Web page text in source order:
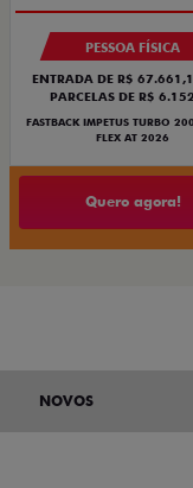
PESSOA FÍSICA
ENTRADA DE R$
PARCELAS DE R$
FASTBACK IMPETUS TURBO
FLEX AT 2026
Quero agora!
NOVOS